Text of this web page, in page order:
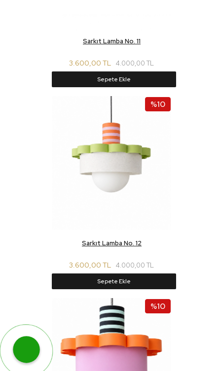
Sarkıt Lamba No. 11
3.600,00 TL 4.000,00 TL
Sepete Ekle
Sarkıt Lamba No. 12
3.600,00 TL 4.000,00 TL
Sepete Ekle
%10
%10
WhatsApp ile Hemen Ulaş!